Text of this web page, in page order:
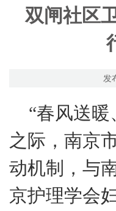
双闸社区
发
“春风送
之际，南京
动机制，与
京护理学会